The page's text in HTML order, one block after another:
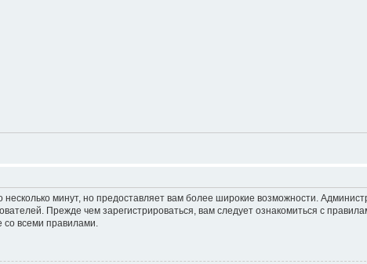
минут, но предоставляет вам более широкие возможности.
Прежде чем зарегистрироваться, вам следует ознакомиться с
со всеми правилами.